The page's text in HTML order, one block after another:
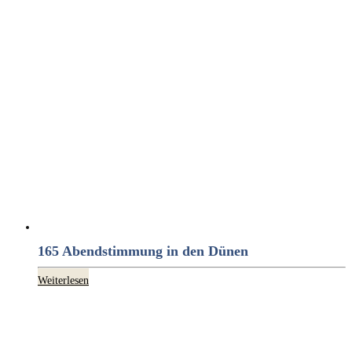
165 Abendstimmung in den Dünen
Weiterlesen